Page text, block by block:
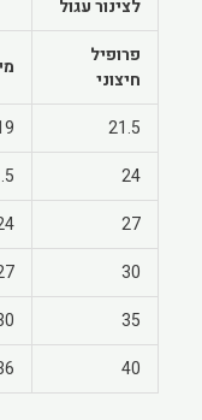
לצינור עגול
פרופיל
חיצוני
21.5
24
27
30
35
40